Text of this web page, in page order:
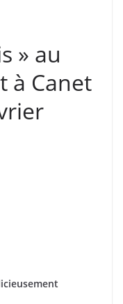
» au
à Canet